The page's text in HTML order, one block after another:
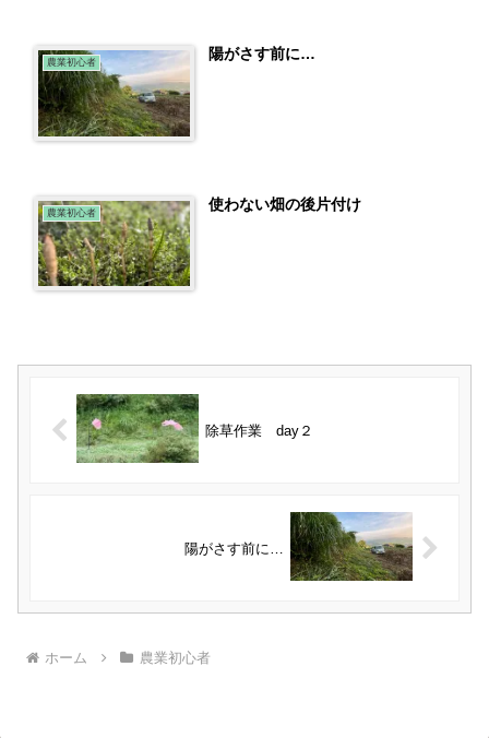
農業初心者 陽がさす前に…
農業初心者 使わない畑の後片付け
除草作業 day２
陽がさす前に…
ホーム 農業初心者